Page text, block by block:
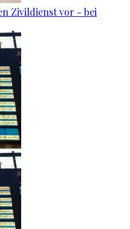
Zivildienst vor - bei